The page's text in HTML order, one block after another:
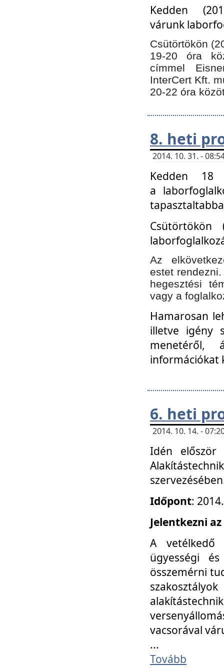
Kedden
várunk
Csütörtökön
19-20 óra
címmel
InterCert Kft.
20-22 óra
8. heti
2014. 10. 31. -
Kedden 18
a
Az
estet
hegesztési
vagy a
Hamarosan
illetve igény
menetéről,
információkat
6. heti
2014. 10. 14. -
Idén
Időpont:
Jelentkezni az
A vetélkedő
ügyességi
összemérni
vacsorával
...
Tovább